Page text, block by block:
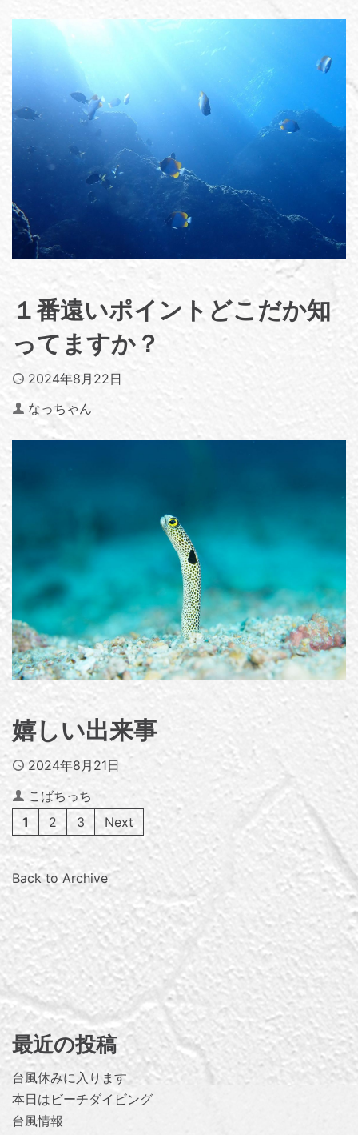
１番遠いポイントどこだか知
ってますか？
Published
2024年8月22日
Author
なっちゃん
嬉しい出来事
Published
2024年8月21日
Author
こばちっち
1
2 3 Next
Back to Archive
最近の投稿
台風休みに入ります
本日はビーチダイビング
台風情報